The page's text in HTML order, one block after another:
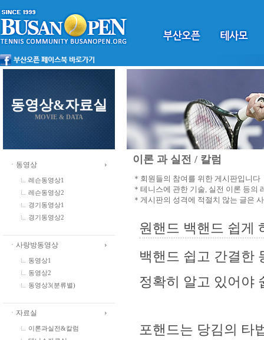
동영상&자료실
MOVIE & DATA
ㆍ동영상
레슨동영상1
레슨동영상2
경기동영상1
경기동영상2
ㆍ사랑방동영상
동영상1
동영상2
동영상3(분류별)
ㆍ자료실
이론과실전&칼럼
이론 과 실전 / 칼럼
＊회원들의 참여를 위한 게시판입니다
＊테니스에 관한 기술, 실전 이론 등의
＊게시판의 성격에 적절치 않는 글은
원핸드 백핸드 쉽게
백핸드 쉽고 간결한
정확히 알고 있어야
포핸드는 당김의 타